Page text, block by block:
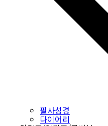
필사성경
다이어리